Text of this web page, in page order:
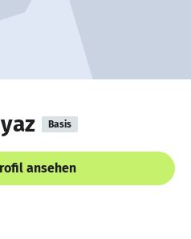
Basis
ansehen